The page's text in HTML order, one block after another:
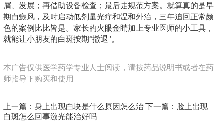
屑、发展；再借助设备检查；最后走规范方案。就算真的是早
期白癜风，及时启动低剂量光疗和温和外治，三年追回正常颜
色的案例比比皆是。家长的火眼金睛加上专业医师的小工具，
就能让小朋友的白斑按期“撤退”。
本广告仅供医学药学专业人士阅读，请按药品说明书或者在药
师指导下购买和使用
上一篇： 身上出现白块是什么原因怎么治 下一篇： 脸上出现
白斑怎么回事激光能治好吗